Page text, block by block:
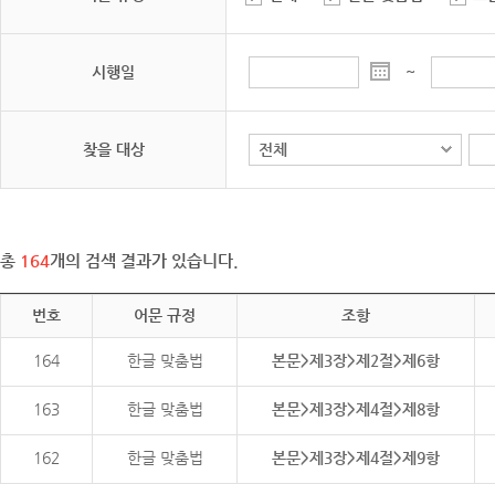
시행일 ~
찾을 대상
총 164개의 검색 결과가 있습니다.
번호 어문 규정 조항
164 한글 맞춤법 본문>제3장>제2절>제6항
163 한글 맞춤법 본문>제3장>제4절>제8항
162 한글 맞춤법 본문>제3장>제4절>제9항